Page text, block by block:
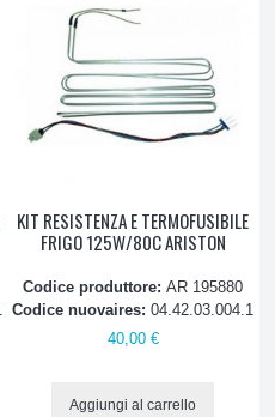
KIT RESISTENZA E TERMOFUSIBILE
FRIGO 125W/80C ARISTON
Codice produttore:AR 195880
Codice nuovaires:04.42.03.004.1
40,00 €
Aggiungi al carrello